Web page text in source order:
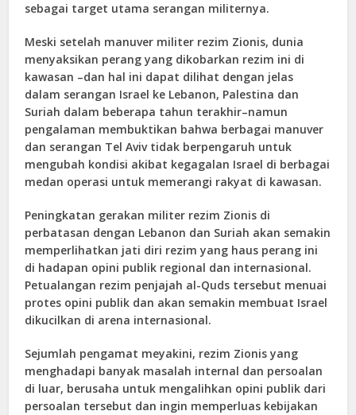
sebagai target utama serangan militernya.
Meski setelah manuver militer rezim Zionis, dunia
menyaksikan perang yang dikobarkan rezim ini di
kawasan –dan hal ini dapat dilihat dengan jelas
dalam serangan Israel ke Lebanon, Palestina dan
Suriah dalam beberapa tahun terakhir–namun
pengalaman membuktikan bahwa berbagai manuver
dan serangan Tel Aviv tidak berpengaruh untuk
mengubah kondisi akibat kegagalan Israel di berbagai
medan operasi untuk memerangi rakyat di kawasan.
Peningkatan gerakan militer rezim Zionis di
perbatasan dengan Lebanon dan Suriah akan semakin
memperlihatkan jati diri rezim yang haus perang ini
di hadapan opini publik regional dan internasional.
Petualangan rezim penjajah al-Quds tersebut menuai
protes opini publik dan akan semakin membuat Israel
dikucilkan di arena internasional.
Sejumlah pengamat meyakini, rezim Zionis yang
menghadapi banyak masalah internal dan persoalan
di luar, berusaha untuk mengalihkan opini publik dari
persoalan tersebut dan ingin memperluas kebijakan